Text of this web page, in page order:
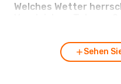
Welches Wetter
Sehen